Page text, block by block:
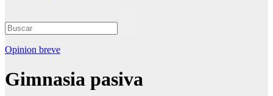
Opinion breve
Gimnasia pasiva